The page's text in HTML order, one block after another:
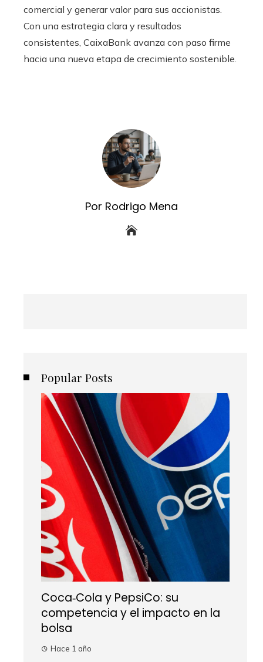
comercial y generar valor para sus accionistas.
Con una estrategia clara y resultados
consistentes, CaixaBank avanza con paso firme
hacia una nueva etapa de crecimiento sostenible.
Por Rodrigo Mena
Popular Posts
Coca‑Cola y PepsiCo: su
competencia y el impacto en la
bolsa
Hace 1 año